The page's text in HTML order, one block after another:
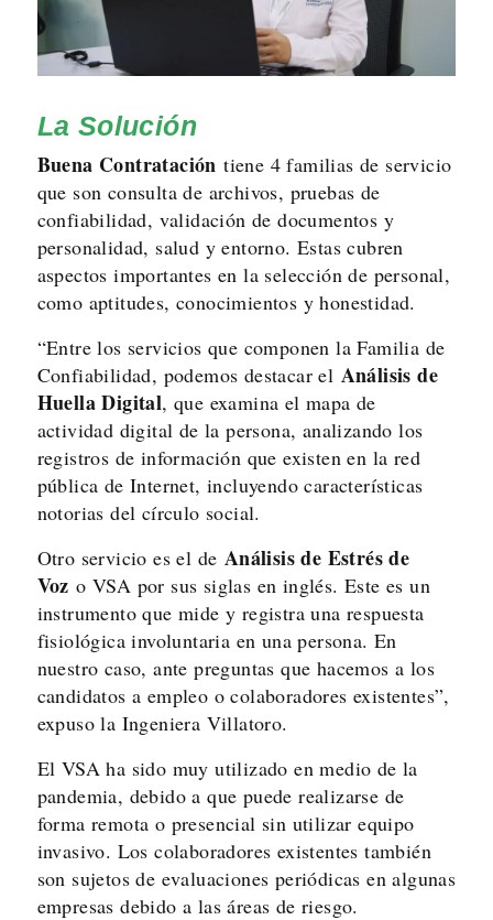
La Solución
Buena Contratación tiene 4 familias de servicio
que son consulta de archivos, pruebas de
confiabilidad, validación de documentos y
personalidad, salud y entorno. Estas cubren
aspectos importantes en la selección de personal,
como aptitudes, conocimientos y honestidad.
“Entre los servicios que componen la Familia de
Confiabilidad, podemos destacar el Análisis de
Huella Digital, que examina el mapa de
actividad digital de la persona, analizando los
registros de información que existen en la red
pública de Internet, incluyendo características
notorias del círculo social.
Otro servicio es el de Análisis de Estrés de
Vozo VSA por sus siglas en inglés. Este es un
instrumento que mide y registra una respuesta
fisiológica involuntaria en una persona. En
nuestro caso, ante preguntas que hacemos a los
candidatos a empleo o colaboradores existentes”,
expuso la Ingeniera Villatoro.
El VSA ha sido muy utilizado en medio de la
pandemia, debido a que puede realizarse de
forma remota o presencial sin utilizar equipo
invasivo. Los colaboradores existentes también
son sujetos de evaluaciones periódicas en algunas
empresas debido a las áreas de riesgo.